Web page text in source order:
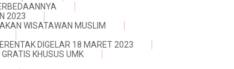
2023
WISATAWAN MUSLIM
DIGELAR 18 MARET 2023
KHUSUS UMK